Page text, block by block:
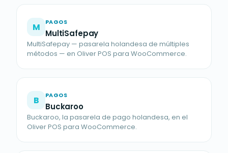
M PAGOS
MultiSafepay
MultiSafepay — pasarela holandesa de múltiples
métodos — en Oliver POS para WooCommerce.
B PAGOS
Buckaroo
Buckaroo, la pasarela de pago holandesa, en el
Oliver POS para WooCommerce.